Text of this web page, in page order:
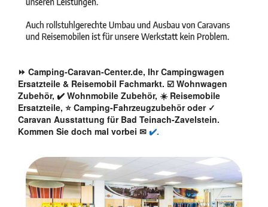
⏩ Camping-Caravan-Center.de, Ihr Campingwagen
Ersatzteile & Reisemobil Fachmarkt. ☑️ Wohnwagen
Zubehör, ✔️ Wohnmobile Zubehör, ☀️ Reisemobile
Ersatzteile, ⭐ Camping-Fahrzeugzubehör oder ✓
Caravan Ausstattung für Bad Teinach-Zavelstein.
Kommen Sie doch mal vorbei ✉ ✔️.